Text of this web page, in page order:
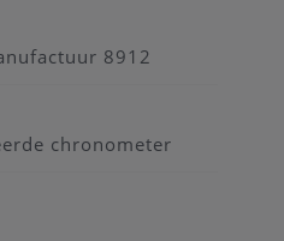
8912
chronometer